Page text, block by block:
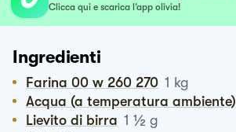
Clicca qui e scarica l’app olivia!
Ingredienti
Farina 00 w 260 270 1 kg
Acqua (a temperatura ambiente)
Lievito di birra 1 ½ g